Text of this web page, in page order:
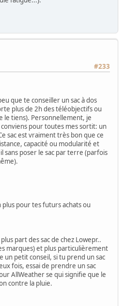
#233
que te conseiller un sac à dos
plus de 2h des téléobjectifs ou
le tiens). Personnellement, je
pour toutes mes sortit: un
sac est vraiment très bon que ce
capacité ou modularité et
sans poser le sac par terre (parfois
pour tes futurs achats ou
part des sac de chez Lowepr..
marques) et plus particulièrement
un petit conseil, si tu prend un sac
fois, essai de prendre un sac
AllWeather se qui signifie que le
contre la pluie.